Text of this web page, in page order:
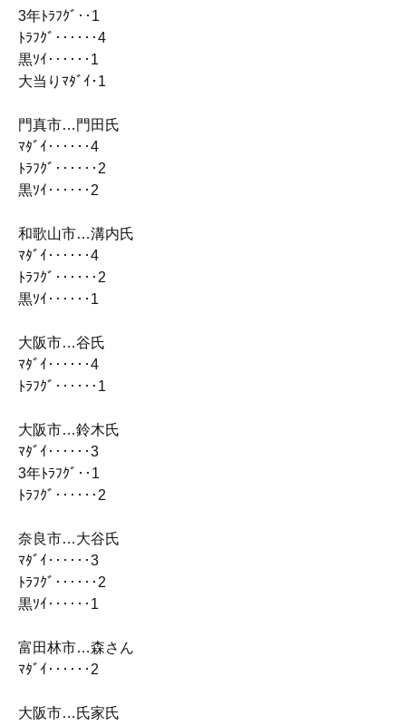
3年ﾄﾗﾌｸﾞ‥1
ﾄﾗﾌｸﾞ‥‥‥4
黒ｿｲ‥‥‥1
大当りﾏﾀﾞｲ･1
門真市…門田氏
ﾏﾀﾞｲ‥‥‥4
ﾄﾗﾌｸﾞ‥‥‥2
黒ｿｲ‥‥‥2
和歌山市…溝内氏
ﾏﾀﾞｲ‥‥‥4
ﾄﾗﾌｸﾞ‥‥‥2
黒ｿｲ‥‥‥1
大阪市…谷氏
ﾏﾀﾞｲ‥‥‥4
ﾄﾗﾌｸﾞ‥‥‥1
大阪市…鈴木氏
ﾏﾀﾞｲ‥‥‥3
3年ﾄﾗﾌｸﾞ‥1
ﾄﾗﾌｸﾞ‥‥‥2
奈良市…大谷氏
ﾏﾀﾞｲ‥‥‥3
ﾄﾗﾌｸﾞ‥‥‥2
黒ｿｲ‥‥‥1
富田林市…森さん
ﾏﾀﾞｲ‥‥‥2
大阪市…氏家氏